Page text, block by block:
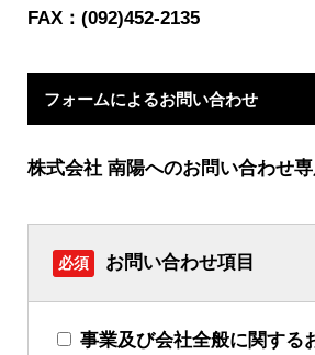
FAX：(092)452-2135
フォームによるお問い合わせ
株式会社 南陽へのお問い合わせ専
必須 お問い合わせ項目
事業及び会社全般に関する